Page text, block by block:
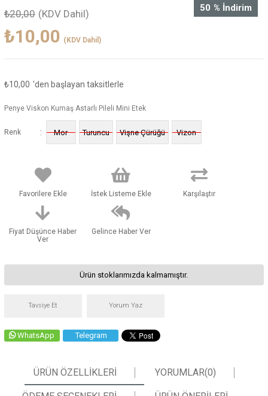
%
50 İndirim
₺20,00 (KDV Dahil)
₺10,00 (KDV Dahil)
₺10,00 'den başlayan taksitlerle
Penye Viskon Kumaş Astarlı Pileli Mini Etek
Renk : Mor Turuncu Vişne Çürüğü Vizon
Favorilere Ekle İstek Listeme Ekle Karşılaştır
Fiyat Düşünce Haber
Ver
Gelince Haber Ver
Ürün stoklarımızda kalmamıştır.
Tavsiye Et Yorum Yaz
WhatsApp Telegram
ÜRÜN ÖZELLIKLERI YORUMLAR(0)